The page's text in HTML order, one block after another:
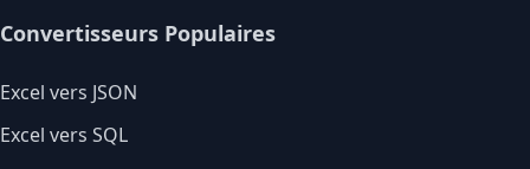
Convertisseurs Populaires
Excel vers JSON
Excel vers SQL